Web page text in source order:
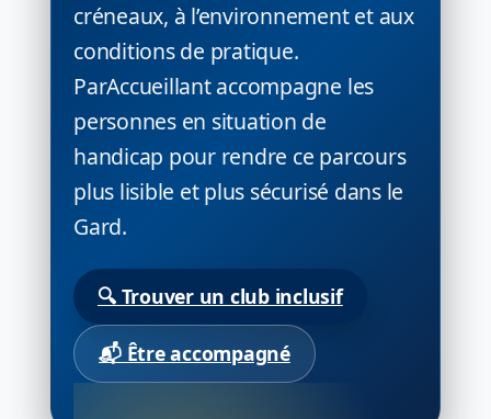
créneaux, à l’environnement et aux
conditions de pratique.
ParAccueillant accompagne les
personnes en situation de
handicap pour rendre ce parcours
plus lisible et plus sécurisé dans le
Gard.
🔍 Trouver un club inclusif
📬 Être accompagné